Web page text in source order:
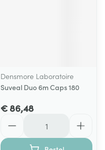
Densmore Laboratoire
Suveal Duo 6m Caps 180
€ 86,48